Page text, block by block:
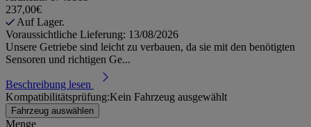
237,00€
Auf Lager.
Voraussichtliche Lieferung: 13/08/2026
Unsere Getriebe sind leicht zu verbauen, da sie mit den benötigten
Sensoren und richtigen Ge...
Beschreibung lesen
Kompatibilitätsprüfung:Kein Fahrzeug ausgewählt
Fahrzeug auswählen
Menge